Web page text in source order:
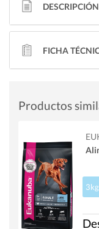
DESCRIPCIÓN
FICHA
Productos